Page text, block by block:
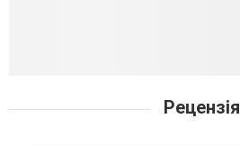
Рецензія